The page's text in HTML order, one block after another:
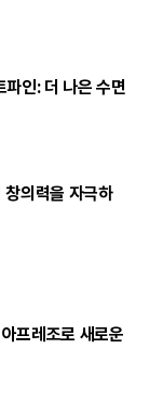
인: 더 나은 수면
창의력을 자극하
프레조로 새로운